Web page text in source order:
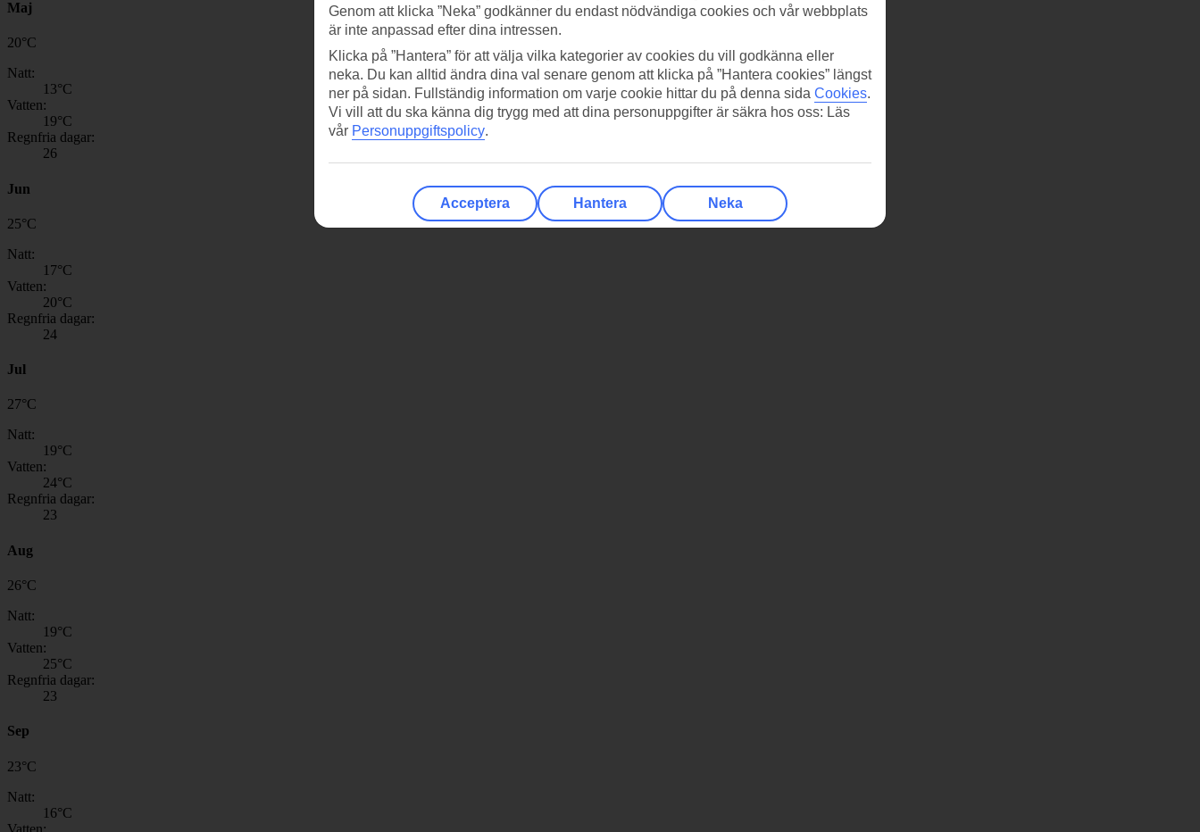
Maj
20°C
Natt:
13°C
Vatten:
19°C
Regnfria dagar:
26
Jun
25°C
Natt:
17°C
Vatten:
20°C
Regnfria dagar:
24
Jul
27°C
Natt:
19°C
Vatten:
24°C
Regnfria dagar:
23
Aug
26°C
Natt:
19°C
Vatten:
25°C
Regnfria dagar:
23
Sep
23°C
Natt:
16°C
Vatten:
Genom att klicka ”Neka” godkänner du endast nödvändiga cookies och vår webbplats
är inte anpassad efter dina intressen.
Klicka på ”Hantera” för att välja vilka kategorier av cookies du vill godkänna eller
neka. Du kan alltid ändra dina val senare genom att klicka på ”Hantera cookies” längst
ner på sidan. Fullständig information om varje cookie hittar du på denna sida Cookies.
Vi vill att du ska känna dig trygg med att dina personuppgifter är säkra hos oss: Läs
vår Personuppgiftspolicy.
Acceptera Hantera Neka